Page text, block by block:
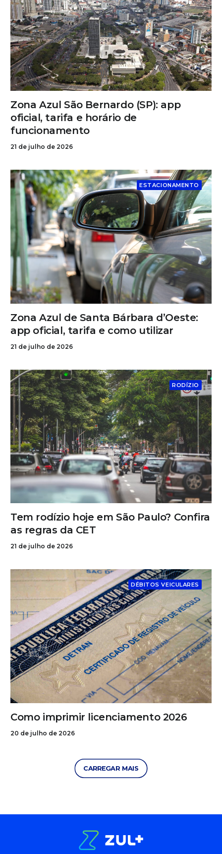
Zona Azul São Bernardo (SP): app
oficial, tarifa e horário de
funcionamento
21 de julho de 2026
ESTACIONAMENTO
Zona Azul de Santa Bárbara d’Oeste:
app oficial, tarifa e como utilizar
21 de julho de 2026
RODÍZIO
Tem rodízio hoje em São Paulo? Confira
as regras da CET
21 de julho de 2026
DÉBITOS VEICULARES
Como imprimir licenciamento 2026
20 de julho de 2026
CARREGAR MAIS